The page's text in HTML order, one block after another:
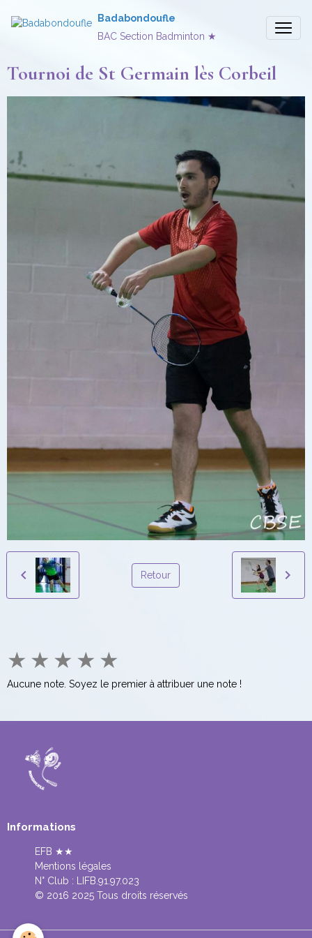
Badabondoufle
BAC Section Badminton ★
Tournoi de St Germain lès Corbeil
Retour
★ ★ ★ ★ ★
Aucune note. Soyez le premier à attribuer une note !
Informations
EFB ★★
Mentions légales
N° Club :
LIFB.91.97.023
© 2016 2025 Tous droits réservés